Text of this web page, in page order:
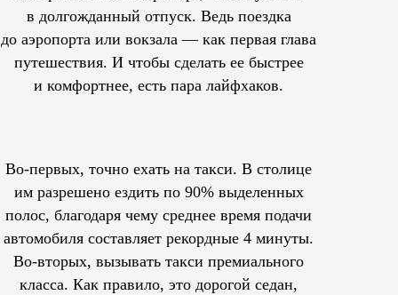
в долгожданный отпуск. Ведь поездка
до аэропорта или вокзала — как первая глава
путешествия. И чтобы сделать ее быстрее
и комфортнее, есть пара лайфхаков.
Во-первых, точно ехать на такси. В столице
им разрешеноездить по 90% выделенных
полос, благодаря чему среднее время подачи
автомобиля составляет рекордные 4 минуты.
Во-вторых, вызывать такси премиального
класса. Как правило, это дорогой седан,